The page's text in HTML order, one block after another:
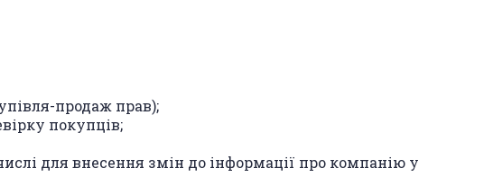
продаж прав);
покупців;
для внесення змін до інформації про компанію у